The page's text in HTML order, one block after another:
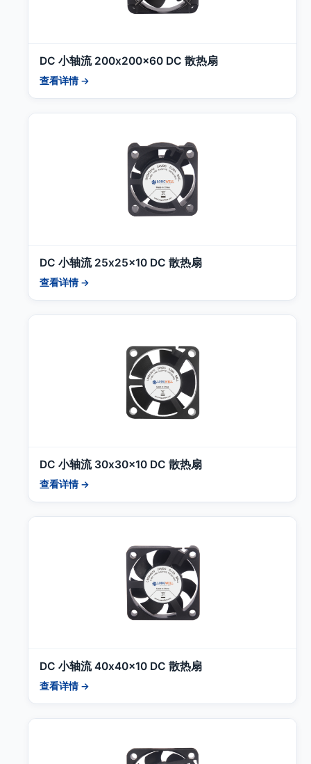
DC 小轴流 200x200x60 DC 散热扇
查看详情 →
DC 小轴流 25x25x10 DC 散热扇
查看详情 →
DC 小轴流 30x30x10 DC 散热扇
查看详情 →
DC 小轴流 40x40x10 DC 散热扇
查看详情 →